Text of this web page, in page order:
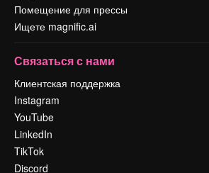
Помещение для прессы
Ищете magnific.ai
Связаться с нами
Клиентская поддержка
Instagram
YouTube
LinkedIn
TikTok
Discord